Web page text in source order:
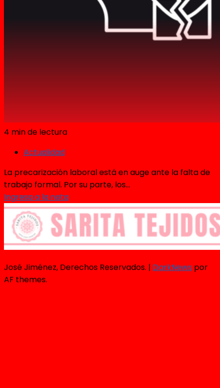
4 min de lectura
Actualidad
La precarización laboral está en auge ante la falta de
trabajo formal. Por su parte, los...
Ingresa a la nota
José Jiménez, Derechos Reservados. | DarkNews por
AF themes.